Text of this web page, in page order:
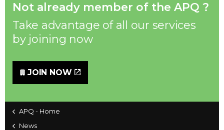
Not already member of the APQ ?
Take advantage of all our services
by joining now
JOIN NOW
APQ - Home
News